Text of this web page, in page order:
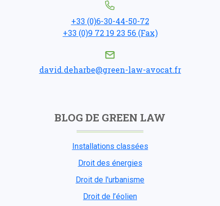
+33 (0)6-30-44-50-72
+33 (0)9 72 19 23 56 (Fax)
david.deharbe@green-law-avocat.fr
BLOG DE GREEN LAW
Installations classées
Droit des énergies
Droit de l'urbanisme
Droit de l’éolien